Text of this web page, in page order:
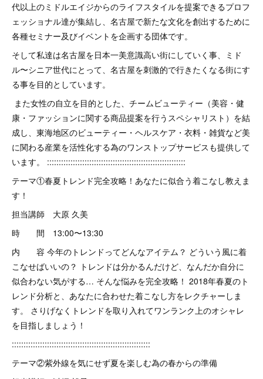
代以上のミドルエイジからのライフスタイルを提案できるプロフ
ェッショナル達が集結し、名古屋で新たな文化を創出するために
各種セミナー及びイベントを企画する団体です。
そして私達は名古屋を日本一美意識高い街にしていく事、ミド
ル〜シニア世代にとって、名古屋を刺激的で行きたくなる街にす
る事を目的としています。
また女性の自立を目的とした、チームビューティー（美容・健
康・ファッションに関する商品提案を行うスペシャリスト）を結
成し、東海地区のビューティー・ヘルスケア・衣料・雑貨など美
に関わる産業を活性化する為のワンストップサービスも提供して
います。 :::::::::::::::::::::::::::::::::::::::::::::::::::::::::::
テーマ①春夏トレンド完全攻略！あなたに似合う着こなし教えま
す！
担当講師 大原 久美
時 間 13:00〜13:30
内 容 今年のトレンドってどんなアイテム？ どういう風に着
こなせばいいの？ トレンドは分かるんだけど、なんだか自分に
似合わない気がする… そんな悩みを完全攻略！ 2018年春夏のト
レンド分析と、あなたに合わせた着こなし方をレクチャーしま
す。 さりげなくトレンドを取り入れてワンランク上のオシャレ
を目指しましょう！
:::::::::::::::::::::::::::::::::::::::::::::::::::::::::::
テーマ②紫外線を気にせず夏を楽しむ為の春からの準備